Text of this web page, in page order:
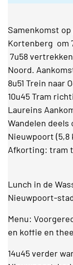
Samenkomst
Kortenberg om
7u58
Noord.
8u51 Trein naar
10u45 Tram
Laureins
Wandelen deels
Nieuwpoort (5,8
Afkorting: tram
Lunch in de
Nieuwpoort-
Menu:
en koffie en
14u45 verder